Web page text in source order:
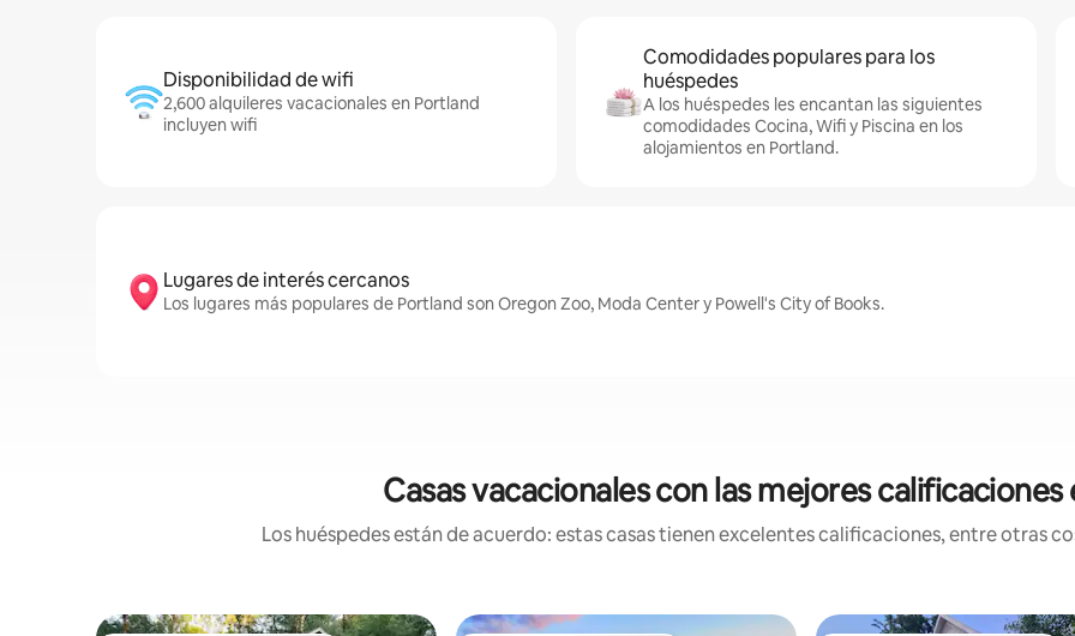
Disponibilidad de wifi
2,600 alquileres vacacionales en Portland
incluyen wifi
Comodidades populares para los
huéspedes
A los huéspedes les encantan las siguientes
comodidades Cocina, Wifi y Piscina en los
alojamientos en Portland.
Lugares de interés cercanos
Los lugares más populares de Portland son Oregon Zoo, Moda Center y Powell's City of Books.
Casas vacacionales con las mejores
Los huéspedes están de acuerdo: estas casas tienen excelentes calificaciones, entre otras